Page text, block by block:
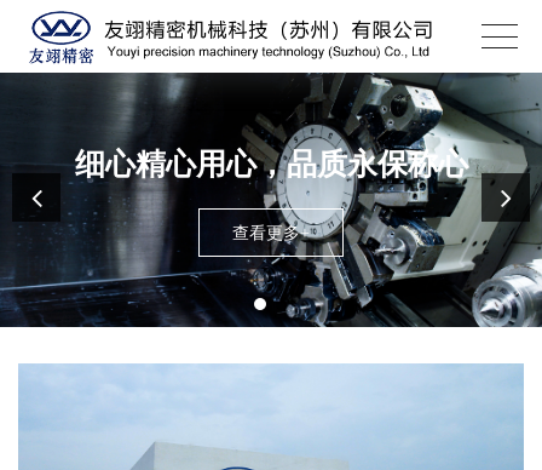
细心精心用心，品质永保称心
查看更多+